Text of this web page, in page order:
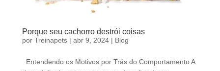
Porque seu cachorro destrói coisas
por Treinapets| abr 9, 2024| Blog
Entendendo os Motivos por Trás do Comportamento A